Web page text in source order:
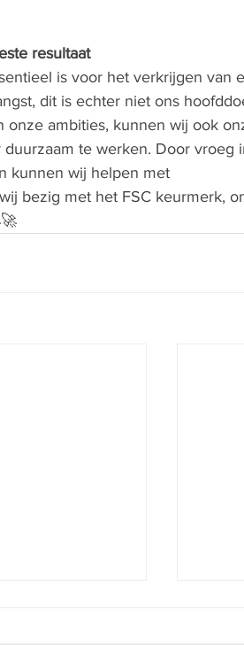
resultaat
is voor het verkrijgen van
dit is echter niet ons
ambities, kunnen wij ook
te werken. Door vroeg
kunnen wij helpen met
bezig met het FSC keurmerk,